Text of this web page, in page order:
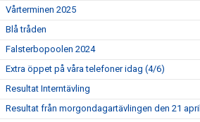
Vårterminen 2025
Blå tråden
Falsterbopoolen 2024
Extra öppet på våra telefoner idag (4/6)
Resultat Interntävling
Resultat från morgondagartävlingen den 21 april